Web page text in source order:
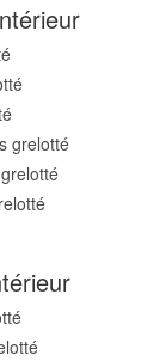
é
é
é
grelotté
é
é
é
é